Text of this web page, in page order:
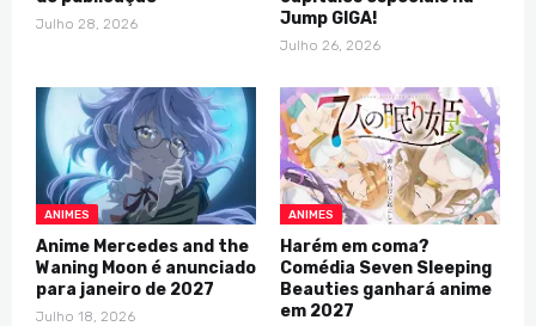
Julho 28, 2026
Jump GIGA!
Julho 26, 2026
ANIMES
Anime Mercedes and the
Waning Moon é anunciado
para janeiro de 2027
Julho 18, 2026
ANIMES
Harém em coma?
Comédia Seven Sleeping
Beauties ganhará anime
em 2027